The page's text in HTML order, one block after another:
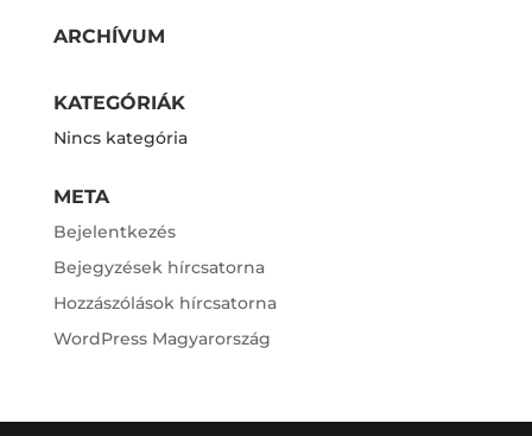
ARCHÍVUM
KATEGÓRIÁK
Nincs kategória
META
Bejelentkezés
Bejegyzések hírcsatorna
Hozzászólások hírcsatorna
WordPress Magyarország